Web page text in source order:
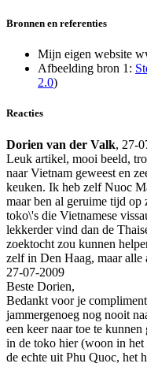
Bronnen en referenties
Mijn eigen website
Afbeelding bron 1:
2.0)
Reacties
Dorien van der Valk, 27-
Leuk artikel, mooi beeld,
naar Vietnam geweest en
keuken. Ik heb zelf Nuoc
maar ben al geruime tijd op
toko\'s die Vietnamese
lekkerder vind dan de
zoektocht zou kunnen
zelf in Den Haag, maar alle
27-07-2009
Beste Dorien,
Bedankt voor je
jammergenoeg nog nooit
een keer naar toe te
in de toko hier (woon in het
de echte uit Phu Quoc, het